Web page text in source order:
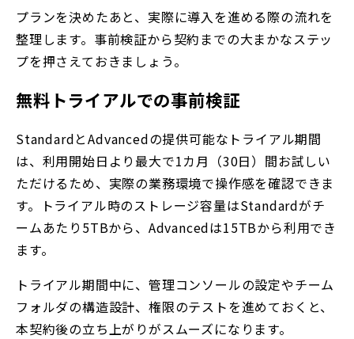
プランを決めたあと、実際に導入を進める際の流れを
整理します。事前検証から契約までの大まかなステッ
プを押さえておきましょう。
無料トライアルでの事前検証
StandardとAdvancedの提供可能なトライアル期間
は、利用開始日より最大で1カ月（30日）間お試しい
ただけるため、 実際の業務環境で操作感を確認できま
す。トライアル時のストレージ容量はStandardがチ
ームあたり5TBから、Advancedは15TBから利用でき
ます。
トライアル期間中に、管理コンソールの設定やチーム
フォルダの構造設計、権限のテストを進めておくと、
本契約後の立ち上がりがスムーズになります。